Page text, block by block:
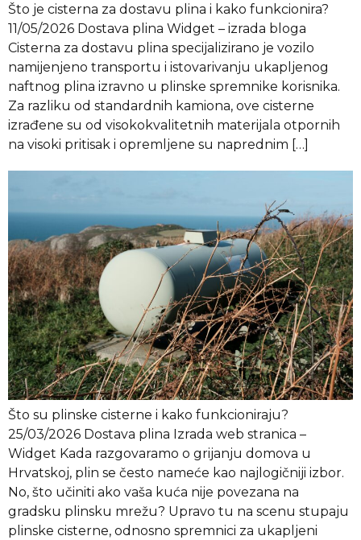
Što je cisterna za dostavu plina i kako funkcionira?
11/05/2026 Dostava plina Widget – izrada bloga
Cisterna za dostavu plina specijalizirano je vozilo
namijenjeno transportu i istovarivanju ukapljenog
naftnog plina izravno u plinske spremnike korisnika.
Za razliku od standardnih kamiona, ove cisterne
izrađene su od visokokvalitetnih materijala otpornih
na visoki pritisak i opremljene su naprednim […]
Što su plinske cisterne i kako funkcioniraju?
25/03/2026 Dostava plina Izrada web stranica –
Widget Kada razgovaramo o grijanju domova u
Hrvatskoj, plin se često nameće kao najlogičniji izbor.
No, što učiniti ako vaša kuća nije povezana na
gradsku plinsku mrežu? Upravo tu na scenu stupaju
plinske cisterne, odnosno spremnici za ukapljeni